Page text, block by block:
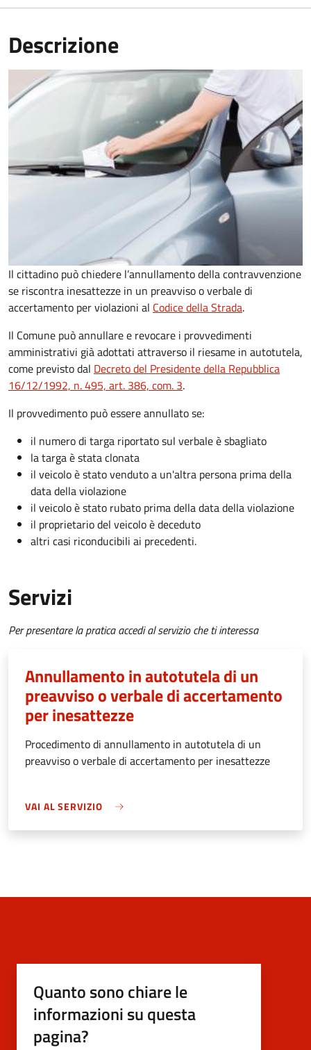
Descrizione
Il cittadino può chiedere l’annullamento della contravvenzione
se riscontra inesattezze in un preavviso o verbale di
accertamento per violazioni al Codice della Strada.
Il Comune può annullare e revocare i provvedimenti
amministrativi già adottati attraverso il riesame in autotutela,
come previsto dal Decreto del Presidente della Repubblica
16/12/1992, n. 495, art. 386, com. 3.
Il provvedimento può essere annullato se:
il numero di targa riportato sul verbale è sbagliato
la targa è stata clonata
il veicolo è stato venduto a un'altra persona prima della
data della violazione
il veicolo è stato rubato prima della data della violazione
il proprietario del veicolo è deceduto
altri casi riconducibili ai precedenti.
Servizi
Per presentare la pratica accedi al servizio che ti interessa
Annullamento in autotutela di un
preavviso o verbale di accertamento
per inesattezze
Procedimento di annullamento in autotutela di un
preavviso o verbale di accertamento per inesattezze
VAI AL SERVIZIO
Quanto sono chiare le
informazioni su questa
pagina?